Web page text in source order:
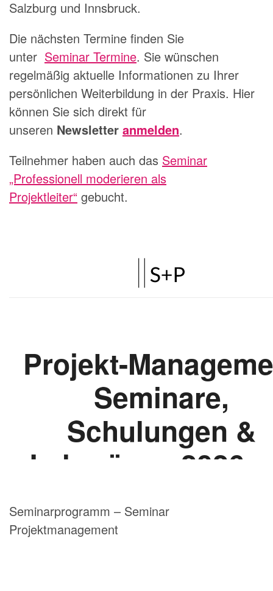
Salzburg und Innsbruck.
Die nächsten Termine finden Sie
unter Seminar Termine. Sie wünschen
regelmäßig aktuelle Informationen zu Ihrer
persönlichen Weiterbildung in der Praxis. Hier
können Sie sich direkt für
unseren Newsletter anmelden.
Teilnehmer haben auch das Seminar
„Professionell moderieren als
Projektleiter“ gebucht.
Seminarprogramm – Seminar
Projektmanagement